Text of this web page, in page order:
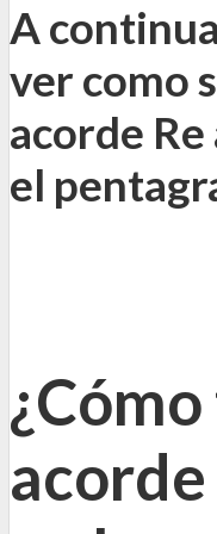
A
ver como
acorde
el